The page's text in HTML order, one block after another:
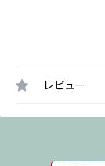
レビュー